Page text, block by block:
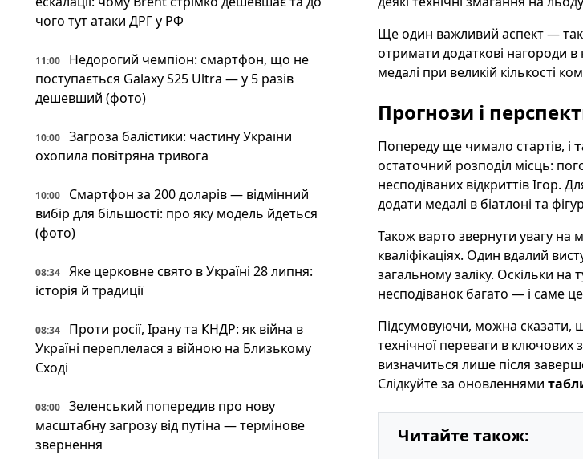
чого тут атаки ДРГ у РФ
11:00
Недорогий чемпіон: смартфон, що не
поступається Galaxy S25 Ultra — у 5 разів
дешевший (фото)
10:00
Загроза балістики: частину України
охопила повітряна тривога
10:00
Смартфон за 200 доларів — відмінний
вибір для більшості: про яку модель йдеться
(фото)
08:34
Яке церковне свято в Україні 28 липня:
історія й традиції
08:34
Проти росії, Ірану та КНДР: як війна в
Україні переплелася з війною на Близькому
Сході
08:00
Зеленський попередив про нову
масштабну загрозу від путіна — термінове
звернення
Ще один важливий аспект —
отримати додаткові нагороди
медалі при великій кількості
Прогнози і
Попереду ще чимало стартів, і
остаточний розподіл місць:
несподіваних відкриттів Ігор.
додати медалі в біатлоні та
Також варто звернути увагу на
кваліфікаціях. Один вдалий
загальному заліку. Оскільки на
несподіванок багато — і саме
Підсумовуючи, можна сказати,
технічної переваги в
визначиться лише після
Слідкуйте за оновленнями
Читайте також: